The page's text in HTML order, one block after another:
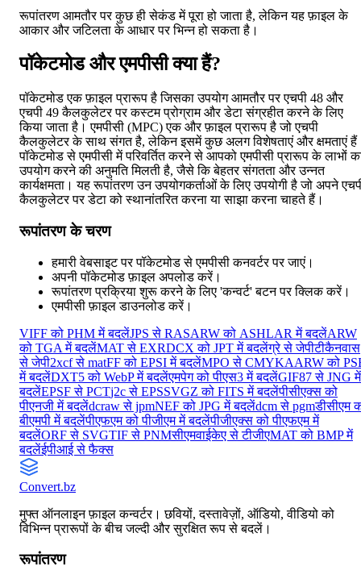
रूपांतरण आमतौर पर कुछ ही सेकंड में पूरा हो जाता है, लेकिन यह फ़ाइल के
आकार और जटिलता के आधार पर भिन्न हो सकता है।
पॉकेटमोड और एमपीसी क्या हैं?
पॉकेटमोड एक फ़ाइल प्रारूप है जिसका उपयोग आमतौर पर एचपी 48 और
एचपी 49 कैलकुलेटर पर कस्टम प्रोग्राम और डेटा संग्रहीत करने के लिए
किया जाता है। एमपीसी (MPC) एक और फ़ाइल प्रारूप है जो एचपी
कैलकुलेटर के साथ संगत है, लेकिन इसमें कुछ अलग विशेषताएं और क्षमताएं
पॉकेटमोड से एमपीसी में परिवर्तित करने से आपको एमपीसी प्रारूप के लाभों
उपयोग करने की अनुमति मिलती है, जैसे कि बेहतर संगतता और उन्नत
कार्यक्षमता। यह रूपांतरण उन उपयोगकर्ताओं के लिए उपयोगी है जो अपने
कैलकुलेटर पर डेटा को स्थानांतरित करना या साझा करना चाहते हैं।
रूपांतरण के चरण
हमारी वेबसाइट पर पॉकेटमोड से एमपीसी कनवर्टर पर जाएं।
अपनी पॉकेटमोड फ़ाइल अपलोड करें।
रूपांतरण प्रक्रिया शुरू करने के लिए 'कन्वर्ट' बटन पर क्लिक करें।
एमपीसी फ़ाइल डाउनलोड करें।
VIFF को PHM में बदलेंJPS से RASARW को ASHLAR में बदलेंARW
को TGA में बदलेंMAT से EXRDCX को JPT में बदलेंग्रे से जेपीटीकैनवास
से जेपी2xcf से matFF को EPSI में बदलेंMPO से CMYKAARW को
में बदलेंDXT5 को WebP में बदलेंएमपेग को पीएस3 में बदलेंGIF87 से JNG में
बदलेंEPSF से PCTj2c से EPSSVGZ को FITS में बदलेंपीसीएक्स को
पीएनजी में बदलेंdcraw से jpmNEF को JPG में बदलेंdcm से pgmडीसीएम
बीएमपी में बदलेंपीएफएम को पीजीएम में बदलेंपीजीएक्स को पीएफएम में
बदलेंORF से SVGTIF से PNMसीएमवाईकेए से टीजीएMAT को BMP में
बदलेंईपीआई से फैक्स
Convert.bz
मुफ्त ऑनलाइन फ़ाइल कन्वर्टर। छवियों, दस्तावेज़ों, ऑडियो, वीडियो को
विभिन्न प्रारूपों के बीच जल्दी और सुरक्षित रूप से बदलें।
रूपांतरण